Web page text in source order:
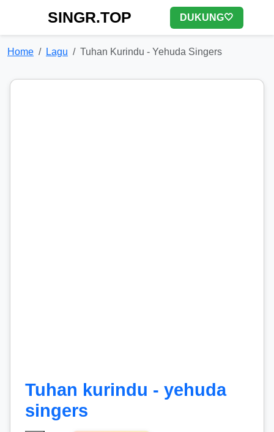
SINGR.TOP DUKUNG🤍
Home Lagu Tuhan Kurindu - Yehuda Singers
Tuhan kurindu - yehuda
singers